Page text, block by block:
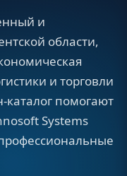
и
области,
и торговли
каталог помогают
Systems